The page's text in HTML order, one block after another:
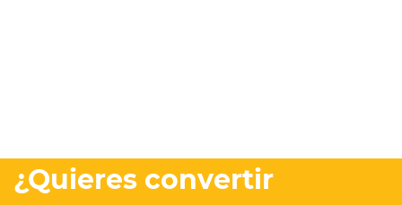
¿Quieres convertir